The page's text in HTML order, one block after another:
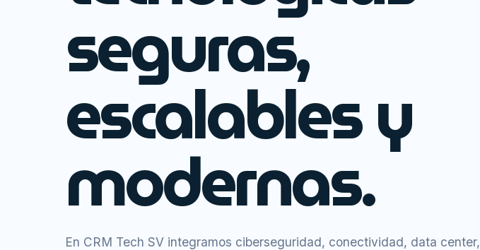
seguras,
escalables y
modernas.
En CRM Tech SV integramos ciberseguridad, conectividad, data center,